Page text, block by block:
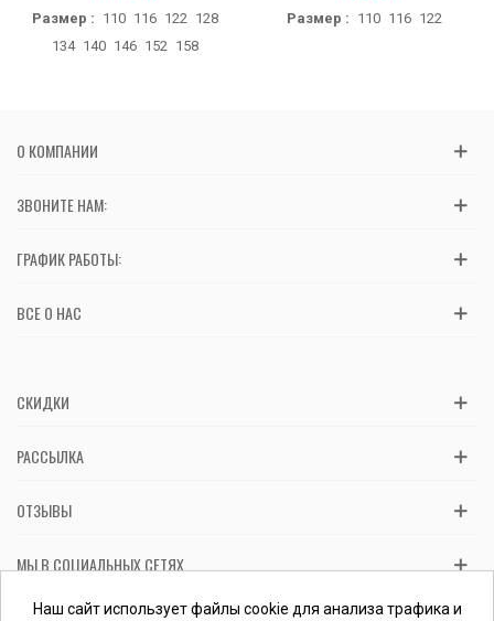
Размер : 110 116 122 128
134 140 146 152 158
Размер : 110 116 122
О КОМПАНИИ
ЗВОНИТЕ НАМ:
ГРАФИК РАБОТЫ:
ВСЕ О НАС
СКИДКИ
РАССЫЛКА
ОТЗЫВЫ
МЫ В СОЦИАЛЬНЫХ СЕТЯХ
Вас обслуживает ФЛП Косташ С.И., номер записи в ЕГР 2 673 000
Наш сайт использует файлы cookie для анализа трафика и